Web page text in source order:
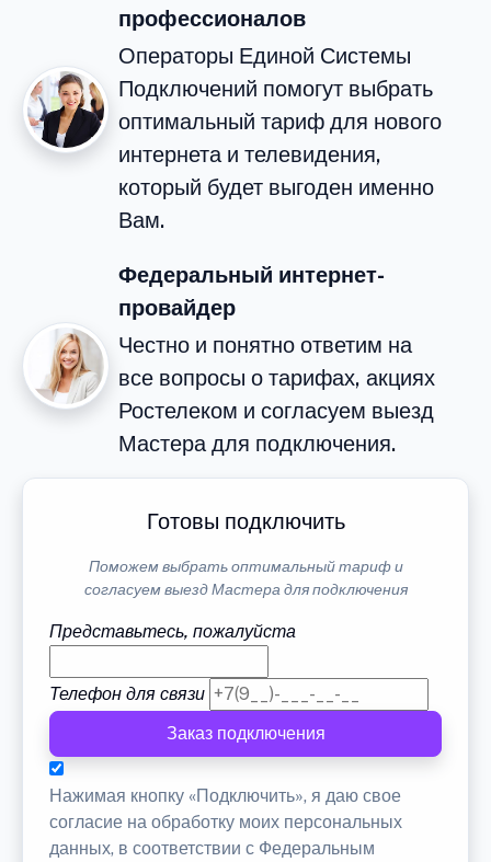
профессионалов
Операторы Единой Системы
Подключений помогут выбрать
оптимальный тариф для нового
интернета и телевидения,
который будет выгоден именно
Вам.
Федеральный интернет-
провайдер
Честно и понятно ответим на
все вопросы о тарифах, акциях
Ростелеком и согласуем выезд
Мастера для подключения.
Готовы подключить
Поможем выбрать оптимальный тариф и
согласуем выезд Мастера для подключения
Представьтесь, пожалуйста
Телефон для связи
Заказ подключения
Нажимая кнопку «Подключить», я даю свое
согласие на обработку моих персональных
данных, в соответствии с Федеральным